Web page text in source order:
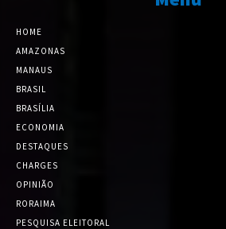
HOME
AMAZONAS
MANAUS
BRASIL
BRASÍLIA
ECONOMIA
DESTAQUES
CHARGES
OPINIÃO
RORAIMA
PESQUISA ELEITORAL